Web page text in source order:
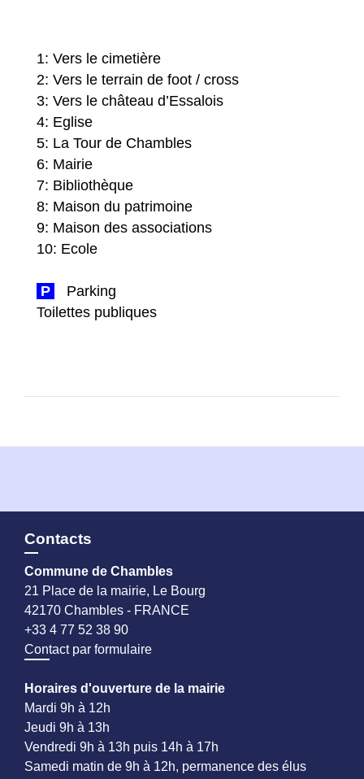
1: Vers le cimetière
2: Vers le terrain de foot / cross
3: Vers le château d’Essalois
4: Eglise
5: La Tour de Chambles
6: Mairie
7: Bibliothèque
8: Maison du patrimoine
9: Maison des associations
10: Ecole
P
Parking
Toilettes publiques
Contacts
Commune de Chambles
21 Place de la mairie, Le Bourg
42170 Chambles - FRANCE
+33 4 77 52 38 90
Contact par formulaire
Horaires d'ouverture de la mairie
Mardi 9h à 12h
Jeudi 9h à 13h
Vendredi 9h à 13h puis 14h à 17h
Samedi matin de 9h à 12h, permanence des élus